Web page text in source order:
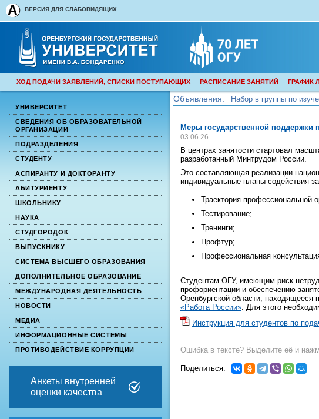
ВЕРСИЯ ДЛЯ СЛАБОВИДЯЩИХ
ХОД ПОДАЧИ ЗАЯВЛЕНИЙ, СПИСКИ ПОСТУПАЮЩИХ РАСПИСАНИЕ ЗАНЯТИЙ ГРАФИК
УНИВЕРСИТЕТ
СВЕДЕНИЯ ОБ ОБРАЗОВАТЕЛЬНОЙ
ОРГАНИЗАЦИИ
ПОДРАЗДЕЛЕНИЯ
СТУДЕНТУ
АСПИРАНТУ И ДОКТОРАНТУ
АБИТУРИЕНТУ
ШКОЛЬНИКУ
НАУКА
СТУДГОРОДОК
ВЫПУСКНИКУ
СИСТЕМА ВЫСШЕГО ОБРАЗОВАНИЯ
ДОПОЛНИТЕЛЬНОЕ ОБРАЗОВАНИЕ
МЕЖДУНАРОДНАЯ ДЕЯТЕЛЬНОСТЬ
НОВОСТИ
МЕДИА
ИНФОРМАЦИОННЫЕ СИСТЕМЫ
ПРОТИВОДЕЙСТВИЕ КОРРУПЦИИ
Анкеты внутренней
оценки качества
Объявления:
Набор в группы по
Меры государственной
03.06.26
В центрах занятости стартовал
разработанный Минтрудом России.
Это составляющая реализации
индивидуальные планы содействия
Траектория профессиональной
Тестирование;
Тренинги;
Профтур;
Профессиональная
Студентам ОГУ, имеющим риск
профориентации и обеспечению
Оренбургской области, находящееся
«Работа России» . Для этого
Инструкция для студентов по
Ошибка в тексте? Выделите её и
Поделиться: